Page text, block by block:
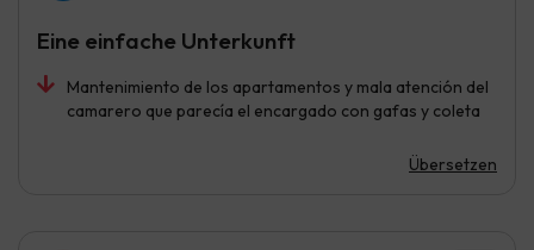
Mantenimiento de los apartamentos y mala atención del
camarero que parecía el encargado con gafas y coleta
Übersetzen
Eine einfache Unterkunft